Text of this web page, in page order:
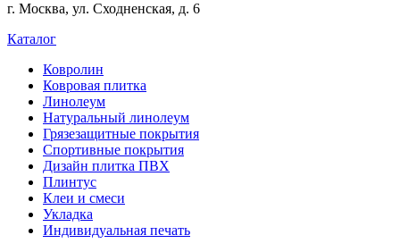
online
offering
wide
range
games
features.
г. Москва, ул. Сходненская, д. 6
Каталог
Ковролин
Ковровая плитка
Линолеум
Натуральный линолеум
Грязезащитные покрытия
Спортивные покрытия
Дизайн плитка ПВХ
Плинтус
Клеи и смеси
Укладка
Индивидуальная печать